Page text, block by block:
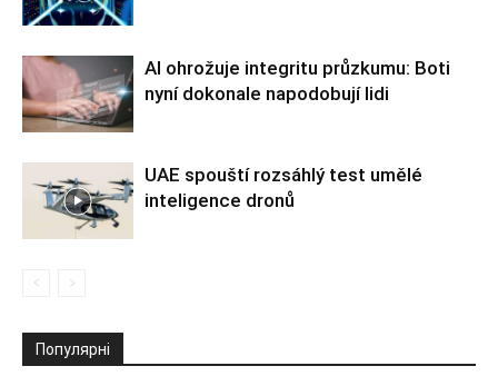
AI ohrožuje integritu průzkumu: Boti
nyní dokonale napodobují lidi
UAE spouští rozsáhlý test umělé
inteligence dronů
Популярні